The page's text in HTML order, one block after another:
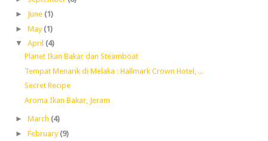
► June (1)
► May (1)
▼ April (4)
Planet Ikan Bakar dan Steamboat
Tempat Menarik di Melaka : Hallmark Crown Hotel, ...
Secret Recipe
Aroma Ikan Bakar, Jeram
► March (4)
► February (9)